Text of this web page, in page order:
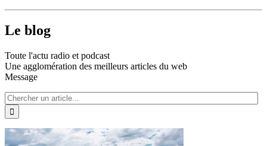
Le blog
Toute l'actu radio et podcast
Une agglomération des meilleurs articles du web
Message